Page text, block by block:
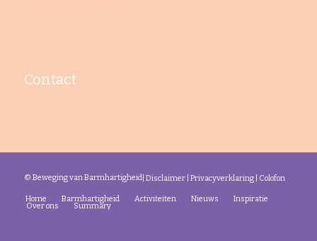
Contact
© Beweging van Barmhartigheid| Disclaimer| Privacyverklaring| Colofon
Home Barmhartigheid Activiteiten Nieuws Inspiratie
Over ons Summary